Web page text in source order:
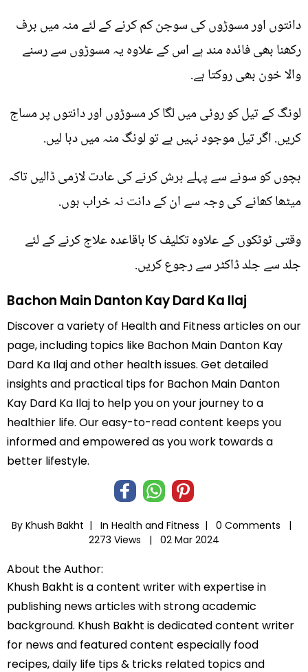
دانتوں اور مسوڑوں کی سوجن کم کرنے کے لئے منہ میں برف
رکھنا بھی فائدہ مند ہے اس کے علاوہ یہ مسوڑوں سے رسنے
والا خون بھی روکتا ہے.
لونگ کے تیل کو روئی میں لگا کر مسوڑوں اور دانتوں پر مساج
کریں. اگر تیل موجود نہیں ہے تو لونگ منہ میں دبا لیں.
بچوں کو سونے سے پہلے برش کرنے کی عادت لازمی ڈالیں تاکہ
میٹھا کھانے کی وجہ سے ان کے دانت نہ خراب ہوں.
وقتی ٹوٹکوں کے علاوہ تکلیف کا باقاعدہ علاج کرنے کے لئے
جلد سے جلد ڈاکٹر سے رجوع کریں.
Bachon Main Danton Kay Dard Ka Ilaj
Discover a variety of Health and Fitness articles on our
page, including topics like Bachon Main Danton Kay
Dard Ka Ilaj and other health issues. Get detailed
insights and practical tips for Bachon Main Danton
Kay Dard Ka Ilaj to help you on your journey to a
healthier life. Our easy-to-read content keeps you
informed and empowered as you work towards a
better lifestyle.
By Khush Bakht | In Health and Fitness |
0 Comments |
2273 Views |
02 Mar 2024
About the Author:
Khush Bakht is a content writer with expertise in
publishing news articles with strong academic
background. Khush Bakht is dedicated content writer
for news and featured content especially food
recipes, daily life tips & tricks related topics and